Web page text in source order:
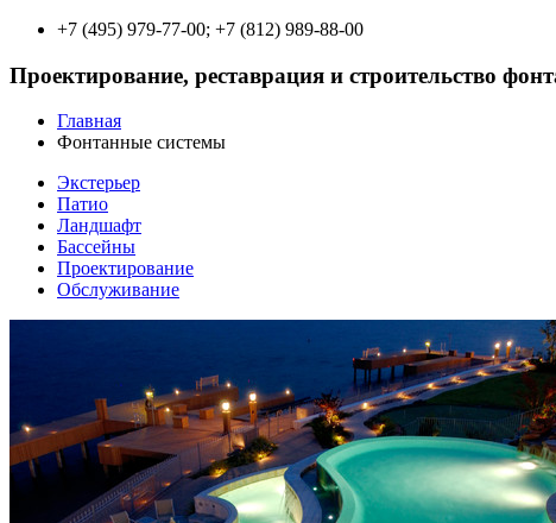
+7 (495) 979-77-00; +7 (812) 989-88-00
Проектирование, реставрация и строительство
Главная
Фонтанные системы
Экстерьер
Патио
Ландшафт
Бассейны
Проектирование
Обслуживание